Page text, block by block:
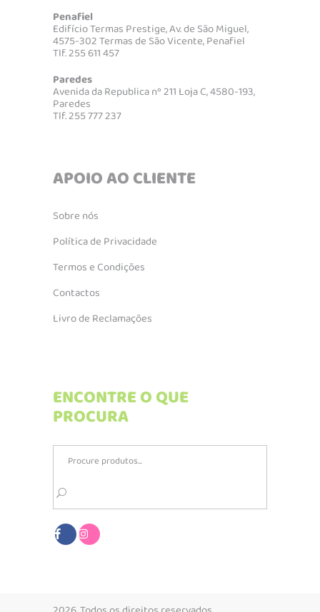
Penafiel
Edifício Termas Prestige, Av. de São Miguel,
4575-302 Termas de São Vicente, Penafiel
Tlf. 255 611 457
Paredes
Avenida da Republica nº 211 Loja C, 4580-193,
Paredes
Tlf. 255 777 237
APOIO AO CLIENTE
Sobre nós
Política de Privacidade
Termos e Condições
Contactos
Livro de Reclamações
ENCONTRE O QUE
PROCURA